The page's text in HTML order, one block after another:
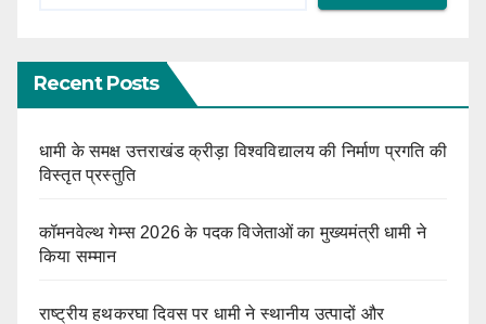
Recent Posts
धामी के समक्ष उत्तराखंड क्रीड़ा विश्वविद्यालय की निर्माण प्रगति की
विस्तृत प्रस्तुति
कॉमनवेल्थ गेम्स 2026 के पदक विजेताओं का मुख्यमंत्री धामी ने
किया सम्मान
राष्ट्रीय हथकरघा दिवस पर धामी ने स्थानीय उत्पादों और